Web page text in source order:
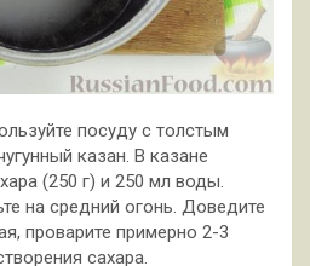
посуду с толстым
казан. В казане
(250 г) и 250 мл воды.
на средний огонь. Доведите
проварите примерно 2-3
сахара.